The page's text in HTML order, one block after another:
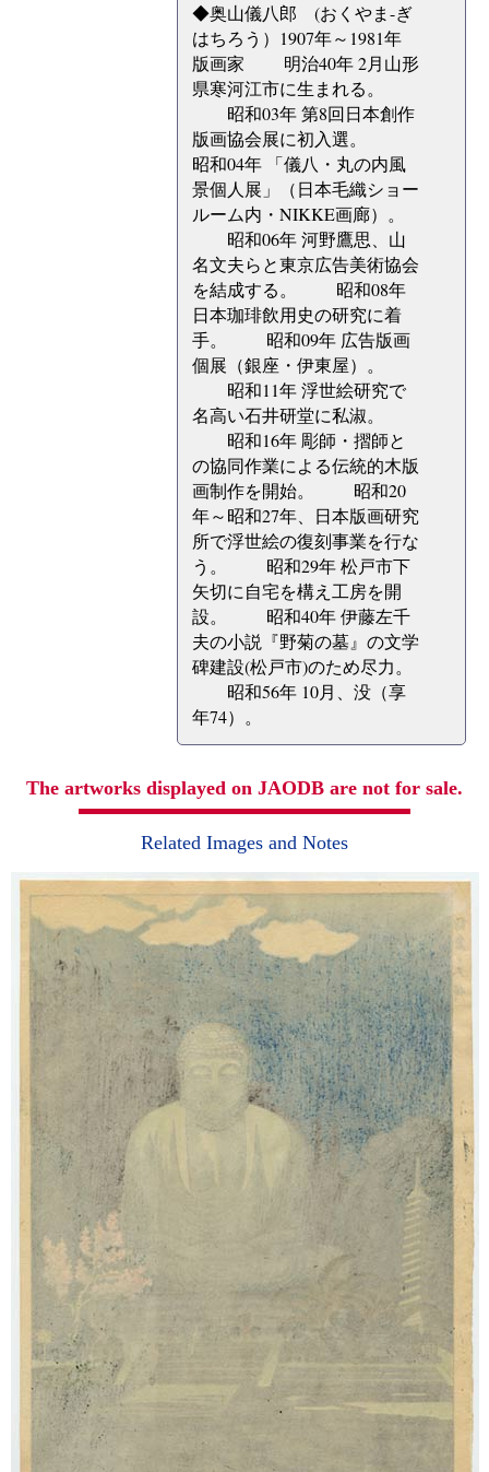
◆奥山儀八郎 (おくやま-ぎ
はちろう）1907年～1981年
版画家 明治40年 2月山形
県寒河江市に生まれる。
昭和03年 第8回日本創作
版画協会展に初入選。
昭和04年 「儀八・丸の内風
景個人展」（日本毛織ショー
ルーム内・NIKKE画廊）。
昭和06年 河野鷹思、山
名文夫らと東京広告美術協会
を結成する。 昭和08年
日本珈琲飲用史の研究に着
手。 昭和09年 広告版画
個展（銀座・伊東屋）。
昭和11年 浮世絵研究で
名高い石井研堂に私淑。
昭和16年 彫師・摺師と
の協同作業による伝統的木版
画制作を開始。 昭和20
年～昭和27年、日本版画研究
所で浮世絵の復刻事業を行な
う。 昭和29年 松戸市下
矢切に自宅を構え工房を開
設。 昭和40年 伊藤左千
夫の小説『野菊の墓』の文学
碑建設(松戸市)のため尽力。
昭和56年 10月、没（享
年74）。
The artworks displayed on JAODB are not for sale.
Related Images and Notes